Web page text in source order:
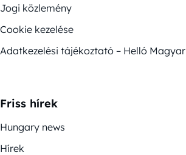
Jogi közlemény
Cookie kezelése
Adatkezelési tájékoztató – Helló Magyar
Friss hírek
Hungary news
Hírek